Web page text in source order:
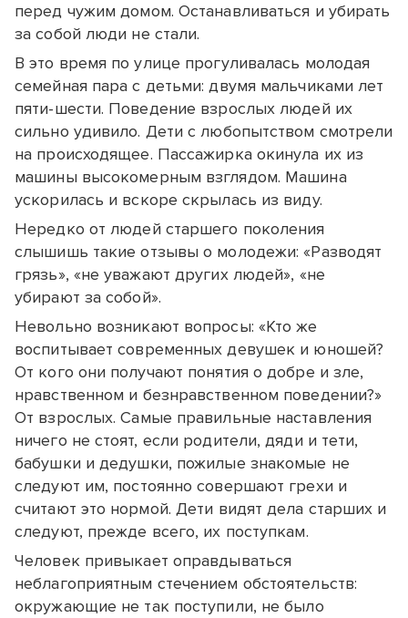
перед чужим домом. Останавливаться и убирать
за собой люди не стали.
В это время по улице прогуливалась молодая
семейная пара с детьми: двумя мальчиками лет
пяти-шести. Поведение взрослых людей их
сильно удивило. Дети с любопытством смотрели
на происходящее. Пассажирка окинула их из
машины высокомерным взглядом. Машина
ускорилась и вскоре скрылась из виду.
Нередко от людей старшего поколения
слышишь такие отзывы о молодежи: «Разводят
грязь», «не уважают других людей», «не
убирают за собой».
Невольно возникают вопросы: «Кто же
воспитывает современных девушек и юношей?
От кого они получают понятия о добре и зле,
нравственном и безнравственном поведении?»
От взрослых. Самые правильные наставления
ничего не стоят, если родители, дяди и тети,
бабушки и дедушки, пожилые знакомые не
следуют им, постоянно совершают грехи и
считают это нормой. Дети видят дела старших и
следуют, прежде всего, их поступкам.
Человек привыкает оправдываться
неблагоприятным стечением обстоятельств:
окружающие не так поступили, не было